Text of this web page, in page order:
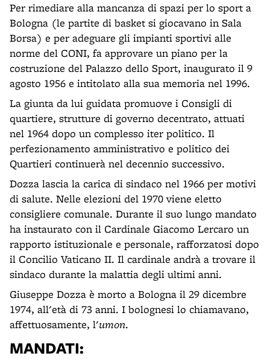
Per rimediare alla mancanza di spazi per lo sport a
Bologna (le partite di basket si giocavano in Sala
Borsa) e per adeguare gli impianti sportivi alle
norme del CONI, fa approvare un piano per la
costruzione del Palazzo dello Sport, inaugurato il 9
agosto 1956 e intitolato alla sua memoria nel 1996.
La giunta da lui guidata promuove i Consigli di
quartiere, strutture di governo decentrato, attuati
nel 1964 dopo un complesso iter politico. Il
perfezionamento amministrativo e politico dei
Quartieri continuerà nel decennio successivo.
Dozza lascia la carica di sindaco nel 1966 per motivi
di salute. Nelle elezioni del 1970 viene eletto
consigliere comunale. Durante il suo lungo mandato
ha instaurato con il Cardinale Giacomo Lercaro un
rapporto istituzionale e personale, rafforzatosi dopo
il Concilio Vaticano II. Il cardinale andrà a trovare il
sindaco durante la malattia degli ultimi anni.
Giuseppe Dozza è morto a Bologna il 29 dicembre
1974, all'età di 73 anni. I bolognesi lo chiamavano,
affettuosamente, l'umon.
MANDATI: